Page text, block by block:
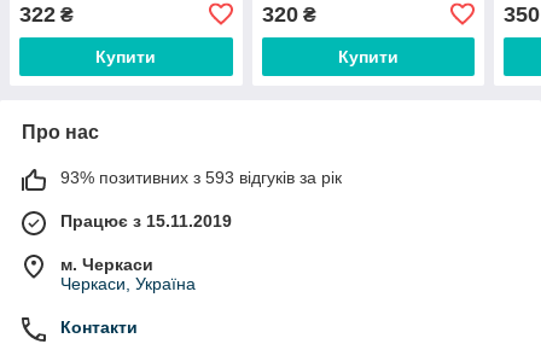
322 ₴
Купити
320₴
Купити
350
Про нас
93% позитивних з 593 відгуків за рік
Працює з 15.11.2019
м. Черкаси
Черкаси, Україна
Контакти